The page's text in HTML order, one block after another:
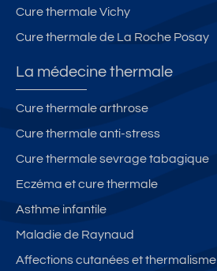
Cure thermale Vichy
Cure thermale de La Roche Posay
La médecine thermale
Cure thermale arthrose
Cure thermale anti-stress
Cure thermale sevrage tabagique
Eczéma et cure thermale
Asthme infantile
Maladie de Raynaud
Affections cutanées et thermalisme